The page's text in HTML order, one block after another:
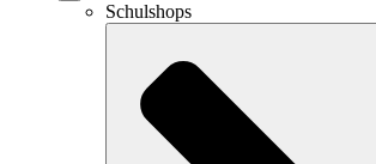
Schulshops